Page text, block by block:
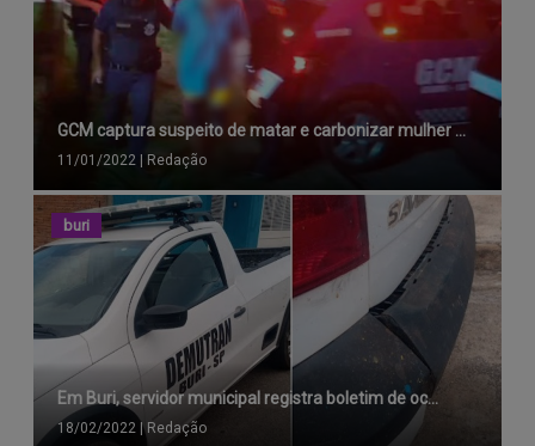
GCM captura suspeito de matar e carbonizar mulher ...
11/01/2022 Redação
buri
Em Buri, servidor municipal registra boletim de oc...
18/02/2022 | Redação